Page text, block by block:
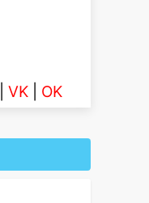
VK OK